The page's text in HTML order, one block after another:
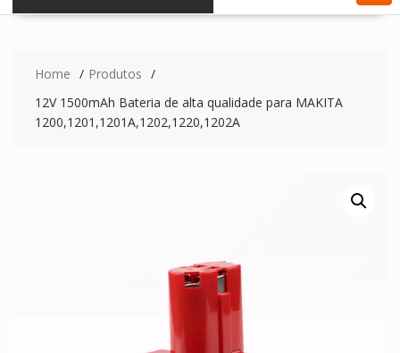
Home
Produtos
12V 1500mAh Bateria de alta qualidade para MAKITA
1200,1201,1201A,1202,1220,1202A